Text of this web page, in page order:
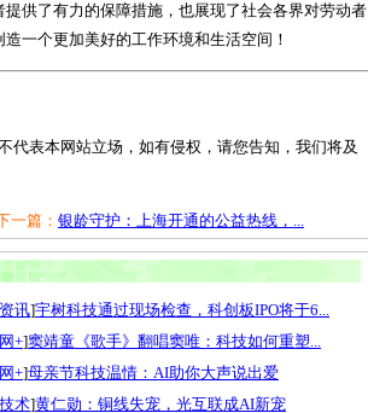
供了有力的保障措施，也展现了社会各界对劳动者
一个更加美好的工作环境和生活空间！
代表本网站立场，如有侵权，请您告知，我们将及
一篇： 银龄守护：上海开通的公益热线，...
讯]宇树科技通过现场检查，科创板IPO将于6...
+]窦靖童《歌手》翻唱窦唯：科技如何重塑...
+]母亲节科技温情：AI助你大声说出爱
术]黄仁勋：铜线失宠，光互联成AI新宠